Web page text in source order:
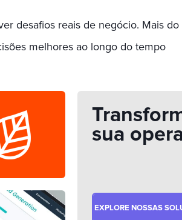
desafios reais de negócio. Mais
melhores ao longo do tempo
sua
EXPLORE NOSSAS